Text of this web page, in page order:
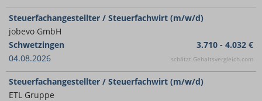
Steuerfachangestellter / Steuerfachwirt (m/w/d)
jobevo GmbH
Schwetzingen
04.08.2026
3.710 - 4.032 €
schätzt Gehaltsvergleich.com
Steuerfachangestellter / Steuerfachwirt (m/w/d)
ETL Gruppe